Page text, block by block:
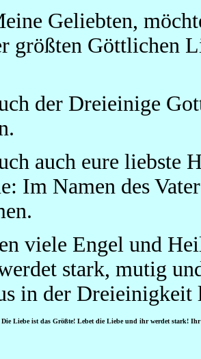
Geliebten,
größten Göttlichen
der Dreieinige
auch eure
Im Namen des
viele Engel und
stark, mutig
in der Dreieinigkeit
Die Liebe ist das Größte! Lebet die Liebe und ihr werdet stark!